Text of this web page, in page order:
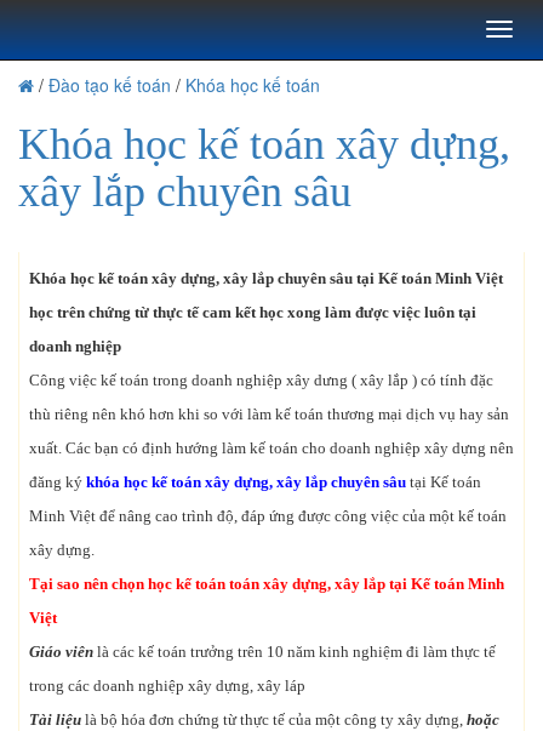
Toggle
/ Đào tạo kế toán / Khóa học kế toán
Khóa học kế toán xây dựng,
xây lắp chuyên sâu
Khóa học kế toán xây dựng, xây lắp chuyên sâu tại Kế toán Minh Việt
học trên chứng từ thực tế cam kết học xong làm được việc luôn tại
doanh nghiệp
Công việc kế toán trong doanh nghiệp xây dưng ( xây lắp ) có tính đặc
thù riêng nên khó hơn khi so với làm kế toán thương mại dịch vụ hay sản
xuất. Các bạn có định hướng làm kế toán cho doanh nghiệp xây dựng nên
đăng ký khóa học kế toán xây dựng, xây lắp chuyên sâu tại Kế toán
Minh Việt để nâng cao trình độ, đáp ứng được công việc của một kế toán
xây dựng.
Tại sao nên chọn học kế toán toán xây dựng, xây lắp tại Kế toán Minh
Việt
Giáo viên là các kế toán trưởng trên 10 năm kinh nghiệm đi làm thực tế
trong các doanh nghiệp xây dựng, xây láp
Tài liệu là bộ hóa đơn chứng từ thực tế của một công ty xây dựng, hoặc